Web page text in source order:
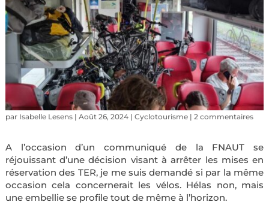
par Isabelle Lesens| Août 26, 2024| Cyclotourisme| 2 commentaires
A l’occasion d’un communiqué de la FNAUT se
réjouissant d’une décision visant à arrêter les mises en
réservation des TER, je me suis demandé si par la même
occasion cela concernerait les vélos. Hélas non, mais
une embellie se profile tout de même à l’horizon.